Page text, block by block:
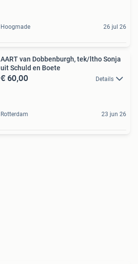
Hoogmade 26 jul 26
AART van Dobbenburgh, tek/ltho Sonja
uit Schuld en Boete
€ 60,00 Details
Rotterdam 23 jun 26